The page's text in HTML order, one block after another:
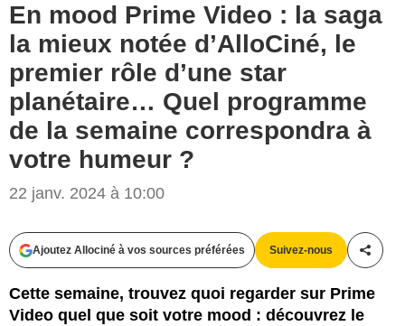
En mood Prime Video : la saga
la mieux notée d’AlloCiné, le
premier rôle d’une star
planétaire… Quel programme
de la semaine correspondra à
votre humeur ?
22 janv. 2024 à 10:00
Ajoutez Allociné à vos sources préférées Suivez-nous
Cette semaine, trouvez quoi regarder sur Prime
Video quel que soit votre mood : découvrez le